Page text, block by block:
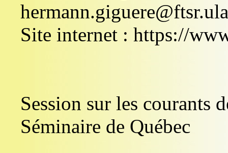
Site internet : https://
Session sur les courants
Séminaire de Québec